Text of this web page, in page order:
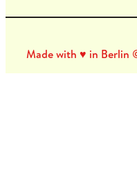
Made with ♥ in Berlin